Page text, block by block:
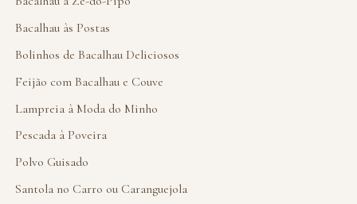
Bacalhau às Postas
Bolinhos de Bacalhau Deliciosos
Feijão com Bacalhau e Couve
Lampreia à Moda do Minho
Pescada à Poveira
Polvo Guisado
Santola no Carro ou Caranguejola